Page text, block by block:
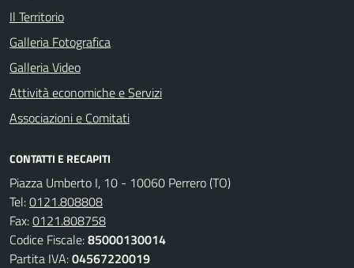
Il Territorio
Galleria Fotografica
Galleria Video
Attività economiche e Servizi
Associazioni e Comitati
CONTATTI E RECAPITI
Piazza Umberto I, 10 - 10060 Perrero (TO)
Tel:0121.808808
Fax:0121.808758
Codice Fiscale:85000130014
Partita IVA:04567220019